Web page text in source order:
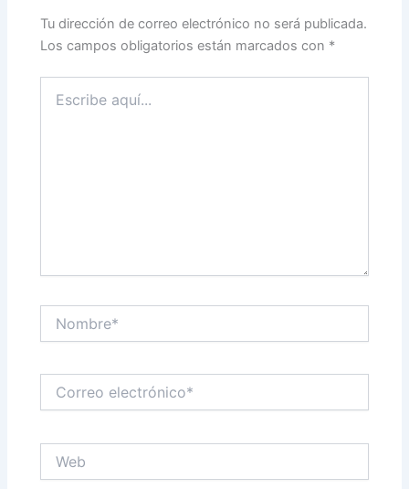
Tu dirección de correo electrónico no será publicada.
Los campos obligatorios están marcados con *
aquí...
electrónico*